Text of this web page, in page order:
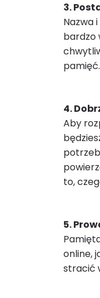
3.
Nazwa
bardzo
pamięć.
4.
Aby
to,
5.
online,
stracić